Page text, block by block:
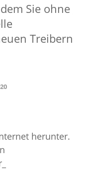
Sie ohne
Treibern
herunter.